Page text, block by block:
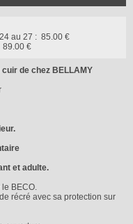
24 au 27 : 85.00 €
89.00 €
de chez BELLAMY
et adulte.
BECO.
récré avec sa protection sur